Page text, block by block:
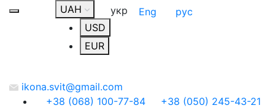
UAH
USD
EUR
укр Eng рус
ikona.svit@gmail.com
+38 (068) 100-77-84
+38 (050) 245-43-21